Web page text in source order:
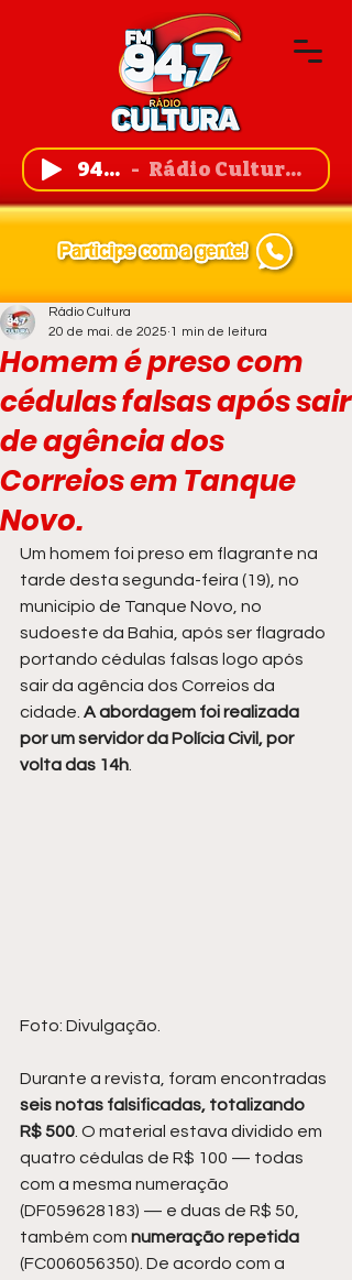
94,7 FM Rádio Cultura de Guanambi
Homem é preso com
cédulas falsas após sair
de agência dos
Correios em Tanque
Novo.
Rádio Cultura
20 de mai. de 2025 1 min de leitura
Um homem foi preso em flagrante na
tarde desta segunda-feira (19), no
município de Tanque Novo, no
sudoeste da Bahia, após ser flagrado
portando cédulas falsas logo após
sair da agência dos Correios da
cidade. A abordagem foi realizada
por um servidor da Polícia Civil, por
volta das 14h
Foto: Divulgação.
Durante a revista, foram encontradas
seis notas falsificadas, totalizando
R$ 500. O material estava dividido em
quatro cédulas de R$ 100 — todas
com a mesma numeração
(DF059628183) — e duas de R$ 50,
também com numeração repetida
(FC006056350). De acordo com a